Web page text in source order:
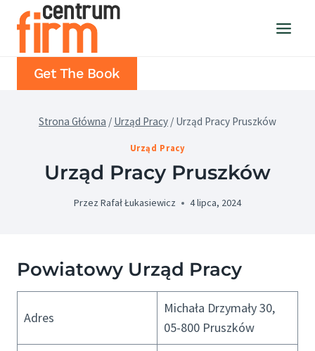
Przejdź
Get The Book
Strona Główna / Urząd Pracy / Urząd Pracy Pruszków
Urząd Pracy
Urząd Pracy Pruszków
Przez Rafał Łukasiewicz 4 lipca, 2024
Powiatowy Urząd Pracy
Adres
Michała Drzymały 30,
05-800 Pruszków